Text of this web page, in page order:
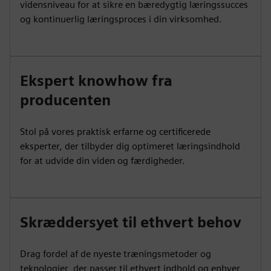
vidensniveau for at sikre en bæredygtig læringssucces
og kontinuerlig læringsproces i din virksomhed.
Ekspert knowhow fra
producenten
Stol på vores praktisk erfarne og certificerede
eksperter, der tilbyder dig optimeret læringsindhold
for at udvide din viden og færdigheder.
Skræddersyet til ethvert behov
Drag fordel af de nyeste træningsmetoder og
teknologier, der passer til ethvert indhold og enhver